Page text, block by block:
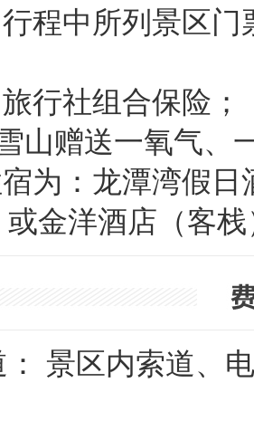
程中所列景区
行社组合保险；
山赠送一氧气、
为：龙潭湾假
或金洋酒店（客
： 景区内索道、